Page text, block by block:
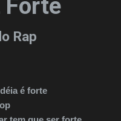
Forte
Rap
é forte